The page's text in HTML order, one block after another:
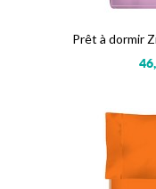
Prêt à dormir